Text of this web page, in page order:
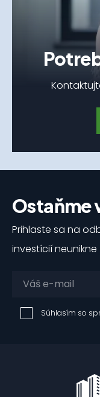
Ostaňme
Prihlaste sa na
investícií neunikne
Súhlasím so